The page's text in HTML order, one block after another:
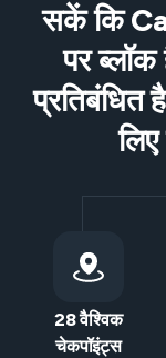
सकें कि
पर
प्रतिबंधित
28 वैश्विक
चेकपॉइंट्स